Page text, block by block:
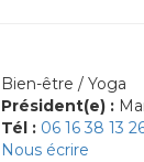
Bien-être / Yoga
Président(e) :
Tél : 06 16 38 13
Nous écrire